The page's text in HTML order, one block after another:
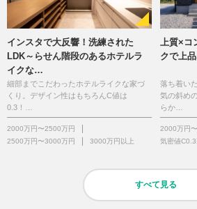
インスタで大反響！洗練された
LDK～らせん階段のあるホテルラ
イクな…
細部までこだわったホテルライクな家づ
くり。デザイン性はもちろんC値は
0.3！…
2000万円〜2500万円
2500万円〜3000万円
3000万円以上
上質×コ
クで上
落ち着い
気の斜め
らか…
2000万円
気密値
すべて見る